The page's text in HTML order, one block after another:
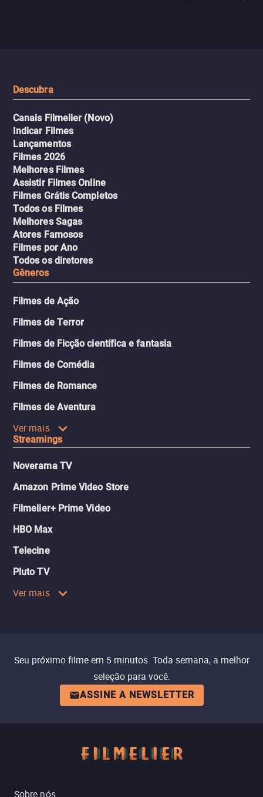
Descubra
Canais Filmelier (Novo)
Indicar Filmes
Lançamentos
Filmes 2026
Melhores Filmes
Assistir Filmes Online
Filmes Grátis Completos
Todos os Filmes
Melhores Sagas
Atores Famosos
Filmes por Ano
Todos os diretores
Gêneros
Filmes de Ação
Filmes de Terror
Filmes de Ficção científica e fantasia
Filmes de Comédia
Filmes de Romance
Filmes de Aventura
Ver mais
Streamings
Noverama TV
Amazon Prime Video Store
Filmelier+ Prime Video
HBO Max
Telecine
Pluto TV
Ver mais
Seu próximo filme em 5 minutos. Toda semana, a melhor
seleção para você.
ASSINE A NEWSLETTER
Sobre nós